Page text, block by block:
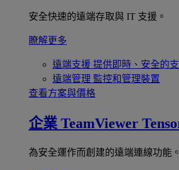
安全快速的遠端存取與 IT 支援。
瞭解更多
遠端支援 提供即時、安全的
遠端管理 監控和管理裝置
查看方案與價格
企業 TeamViewer
為安全運作而創建的遠端連線功能。